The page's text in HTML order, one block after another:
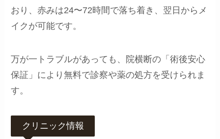
おり、赤みは24〜72時間で落ち着き、翌日からメ
イクが可能です。
万が一トラブルがあっても、院横断の「術後安心
保証」により無料で診察や薬の処方を受けられま
す。
クリニック情報